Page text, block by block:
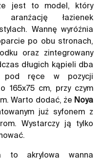
jest to model, który
aranżację łazienek
Wannę wyróżnia
po obu stronach,
oraz zintegrowany
długich kąpieli dba
pod ręce w pozycji
165x75 cm, przy czym
Warto dodać, że Noya
już syfonem z
Wystarczy ją tylko
to akrylowa wanna